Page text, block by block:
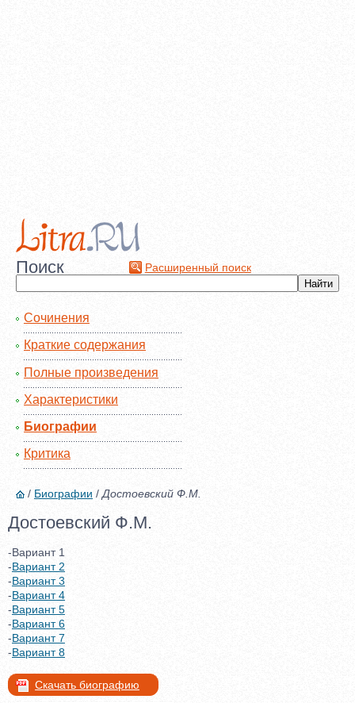
Поиск Расширенный поиск
Сочинения
Краткие содержания
Полные произведения
Характеристики
Биографии
Критика
/ Биографии / Достоевский Ф.М.
Достоевский Ф.М.
-Вариант 1
-Вариант 2
-Вариант 3
-Вариант 4
-Вариант 5
-Вариант 6
-Вариант 7
-Вариант 8
Скачать биографию